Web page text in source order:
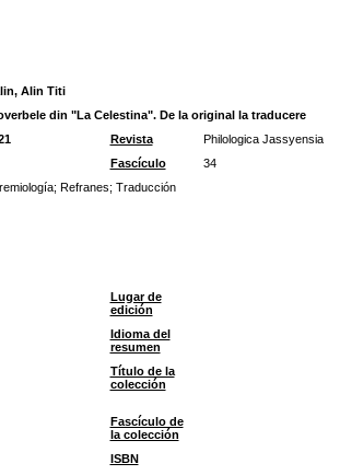
Alin Titi
din "La Celestina". De la original la traducere
Revista
Philologica Jassyensia
Fascículo
34
; Refranes; Traducción
Lugar de
edición
Idioma del
resumen
Título de la
colección
Fascículo de
la colección
ISBN